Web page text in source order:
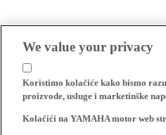
We value your privacy
Koristimo kolačiće kako bismo
proizvode, usluge i marketinške
Kolačići na YAMAHA motor web